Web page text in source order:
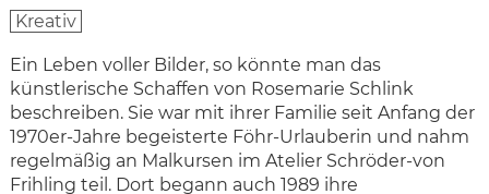
Kreativ
Ein Leben voller Bilder, so könnte man das
künstlerische Schaffen von Rosemarie Schlink
beschreiben. Sie war mit ihrer Familie seit Anfang der
1970er-Jahre begeisterte Föhr-Urlauberin und nahm
regelmäßig an Malkursen im Atelier Schröder-von
Frihling teil. Dort begann auch 1989 ihre